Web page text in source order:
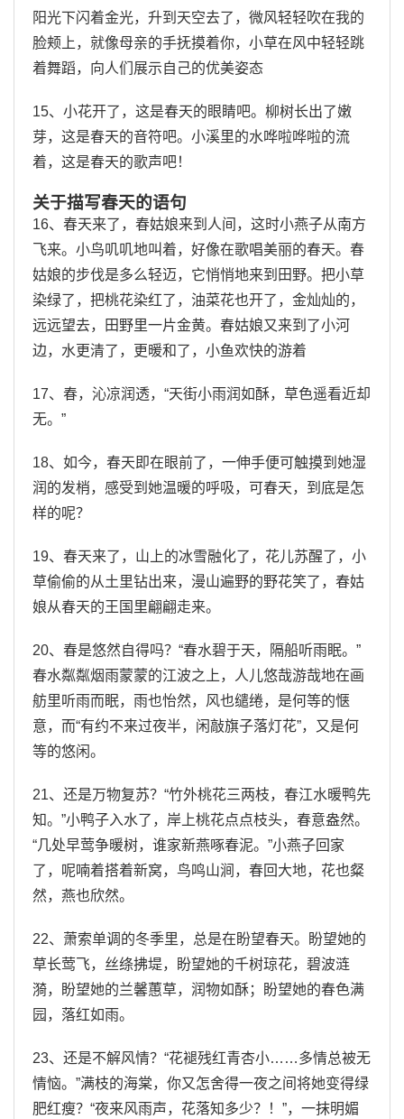
阳光下闪着金光，升到天空去了，微风轻轻吹在我的
脸颊上，就像母亲的手抚摸着你，小草在风中轻轻跳
着舞蹈，向人们展示自己的优美姿态
15、小花开了，这是春天的眼睛吧。柳树长出了嫩
芽，这是春天的音符吧。小溪里的水哗啦哗啦的流
着，这是春天的歌声吧！
关于描写春天的语句
16、春天来了，春姑娘来到人间，这时小燕子从南方
飞来。小鸟叽叽地叫着，好像在歌唱美丽的春天。春
姑娘的步伐是多么轻迈，它悄悄地来到田野。把小草
染绿了，把桃花染红了，油菜花也开了，金灿灿的，
远远望去，田野里一片金黄。春姑娘又来到了小河
边，水更清了，更暖和了，小鱼欢快的游着
17、春，沁凉润透，“天街小雨润如酥，草色遥看近却
无。”
18、如今，春天即在眼前了，一伸手便可触摸到她湿
润的发梢，感受到她温暖的呼吸，可春天，到底是怎
样的呢？
19、春天来了，山上的冰雪融化了，花儿苏醒了，小
草偷偷的从土里钻出来，漫山遍野的野花笑了，春姑
娘从春天的王国里翩翩走来。
20、春是悠然自得吗？“春水碧于天，隔船听雨眠。”
春水粼粼烟雨蒙蒙的江波之上，人儿悠哉游哉地在画
舫里听雨而眠，雨也怡然，风也缱绻，是何等的惬
意，而“有约不来过夜半，闲敲旗子落灯花”，又是何
等的悠闲。
21、还是万物复苏？“竹外桃花三两枝，春江水暖鸭先
知。”小鸭子入水了，岸上桃花点点枝头，春意盎然。
“几处早莺争暖树，谁家新燕啄春泥。”小燕子回家
了，呢喃着搭着新窝，鸟鸣山涧，春回大地，花也粲
然，燕也欣然。
22、萧索单调的冬季里，总是在盼望春天。盼望她的
草长莺飞，丝绦拂堤，盼望她的千树琼花，碧波涟
漪，盼望她的兰馨蕙草，润物如酥；盼望她的春色满
园，落红如雨。
23、还是不解风情？“花褪残红青杏小……多情总被无
情恼。”满枝的海棠，你又怎舍得一夜之间将她变得绿
肥红瘦？“夜来风雨声，花落知多少？！”，一抹明媚